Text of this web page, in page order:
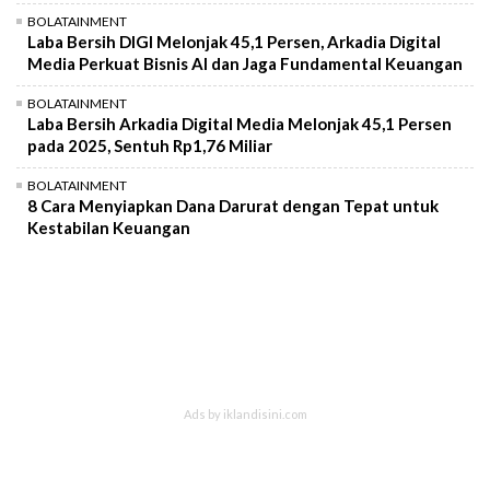
BOLATAINMENT
Laba Bersih DIGI Melonjak 45,1 Persen, Arkadia Digital
Media Perkuat Bisnis AI dan Jaga Fundamental Keuangan
BOLATAINMENT
Laba Bersih Arkadia Digital Media Melonjak 45,1 Persen
pada 2025, Sentuh Rp1,76 Miliar
BOLATAINMENT
8 Cara Menyiapkan Dana Darurat dengan Tepat untuk
Kestabilan Keuangan